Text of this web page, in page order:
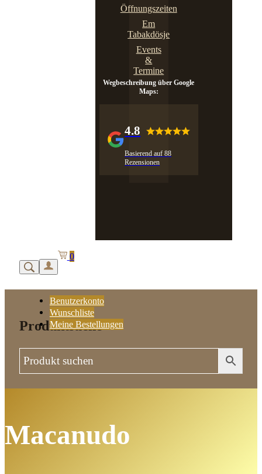
Öffnungszeiten
Em
Tabakdösje
Events
&
Termine
Wegbeschreibung über Google
Maps:
4.8
Basierend auf 88
Rezensionen
Benutzerkonto
Wunschliste
Meine Bestellungen
0
Produktsuche
Macanudo